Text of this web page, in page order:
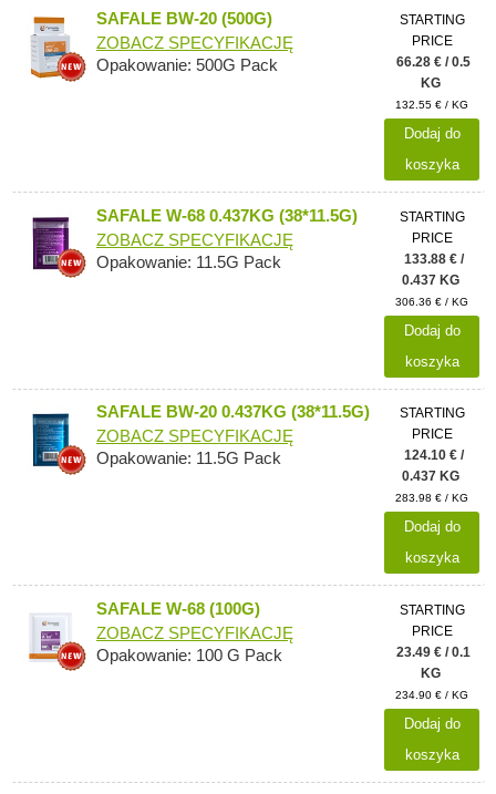
SAFALE BW-20 (500G)
ZOBACZ SPECYFIKACJĘ
Opakowanie: 500G Pack
STARTING
PRICE
66.28 € / 0.5
KG
132.55 € / KG
Dodaj do
koszyka
SAFALE W-68 0.437KG (38*11.5G)
ZOBACZ SPECYFIKACJĘ
Opakowanie: 11.5G Pack
STARTING
PRICE
133.88 € /
0.437 KG
306.36 € / KG
Dodaj do
koszyka
SAFALE BW-20 0.437KG (38*11.5G)
ZOBACZ SPECYFIKACJĘ
Opakowanie: 11.5G Pack
STARTING
PRICE
124.10 € /
0.437 KG
283.98 € / KG
Dodaj do
koszyka
SAFALE W-68 (100G)
ZOBACZ SPECYFIKACJĘ
Opakowanie: 100 G Pack
STARTING
PRICE
23.49 € / 0.1
KG
234.90 € / KG
Dodaj do
koszyka